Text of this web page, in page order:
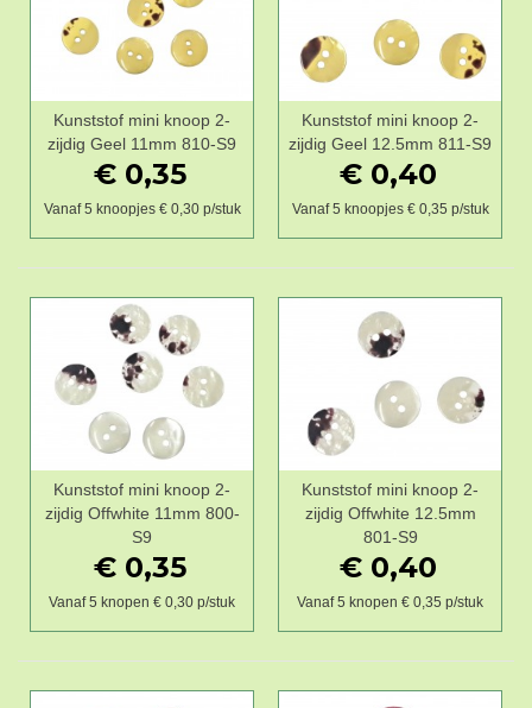
Kunststof mini knoop 2-
zijdig Geel 11mm 810-S9
€ 0,35
Vanaf 5 knoopjes € 0,30 p/stuk
Kunststof mini knoop 2-
zijdig Geel 12.5mm 811-S9
€ 0,40
Vanaf 5 knoopjes € 0,35 p/stuk
Kunststof mini knoop 2-
zijdig Offwhite 11mm 800-
S9
€ 0,35
Vanaf 5 knopen € 0,30 p/stuk
Kunststof mini knoop 2-
zijdig Offwhite 12.5mm
801-S9
€ 0,40
Vanaf 5 knopen € 0,35 p/stuk